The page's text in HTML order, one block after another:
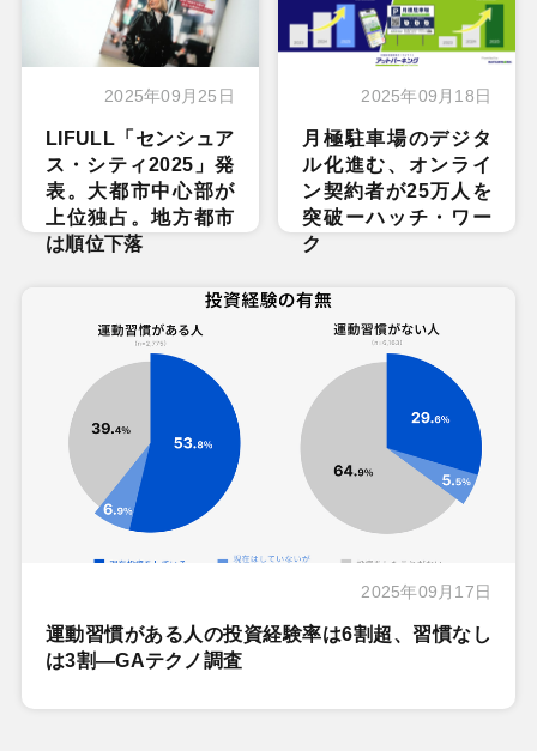
2025年09月25日
LIFULL「センシュア
ス・シティ2025」発
表。大都市中心部が
上位独占。地方都市
は順位下落
2025年09月18日
月極駐車場のデジタ
ル化進む、オンライ
ン契約者が25万人を
突破ーハッチ・ワー
ク
2025年09月17日
運動習慣がある人の投資経験率は6割超、習慣なし
は3割―GAテクノ調査